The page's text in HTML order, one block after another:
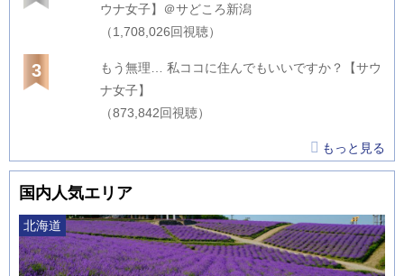
ウナ女子】＠サどころ新潟
（1,708,026回視聴）
3
もう無理… 私ココに住んでもいいですか？【サウ
ナ女子】
（873,842回視聴）
もっと見る
国内人気エリア
北海道